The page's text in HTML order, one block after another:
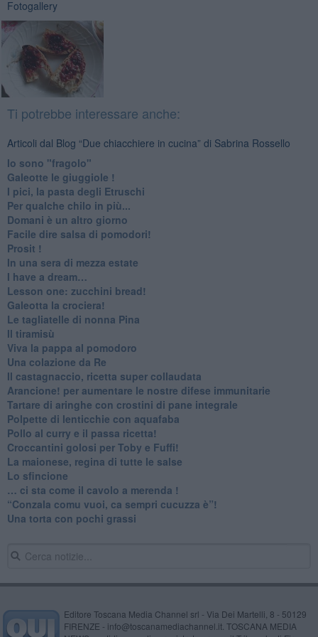
Fotogallery
Ti potrebbe interessare anche:
Articoli dal Blog “Due chiacchiere in cucina” di Sabrina Rossello
Io sono "fragolo"
Galeotte le giuggiole !
I pici, la pasta degli Etruschi
Per qualche chilo in più...
Domani è un altro giorno
​Facile dire salsa di pomodori!
Prosit !
​In una sera di mezza estate
I have a dream…
​Lesson one: zucchini bread!
Galeotta la crociera!
Le tagliatelle di nonna Pina
Il tiramisù
Viva la pappa al pomodoro
Una colazione da Re
Il castagnaccio, ricetta super collaudata
​Arancione! per aumentare le nostre difese immunitarie
Tartare di aringhe con crostini di pane integrale
Polpette di lenticchie con aquafaba
​Pollo al curry e il passa ricetta!
Croccantini golosi per Toby e Fuffi!
La maionese, regina di tutte le salse
Lo sfincione
​… ci sta come il cavolo a merenda !
“Conzala comu vuoi, ca sempri cucuzza è”!
​Una torta con pochi grassi
Editore Toscana Media Channel srl - Via Dei Martelli, 8 - 50129
FIRENZE - info@toscanamediachannel.it. TOSCANA MEDIA